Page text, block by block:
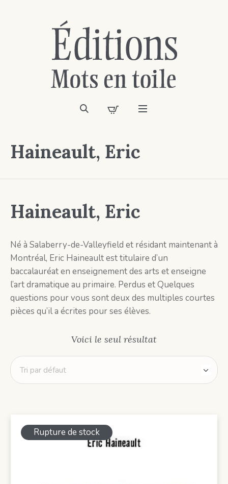
Haineault, Eric
Haineault, Eric
Né à Salaberry-de-Valleyfield et résidant maintenant à
Montréal, Eric Haineault est titulaire d’un
baccalauréat en enseignement des arts et enseigne
l’art dramatique au primaire. Perdus et Quelques
questions pour vous sont deux des multiples courtes
pièces qu’il a écrites pour ses élèves.
Voici le seul résultat
Rupture de stock